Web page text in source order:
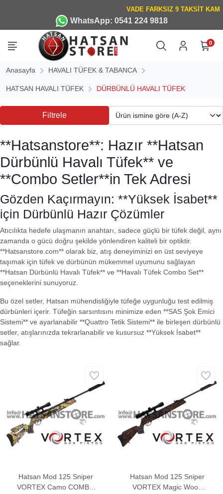
WhatsApp: 0541 224 9818
0
Anasayfa HAVALI TÜFEK & TABANCA
HATSAN HAVALI TÜFEK DÜRBÜNLÜ HAVALI TÜFEK
Filtrele
**Hatsanstore**: Hazır **Hatsan
Dürbünlü Havalı Tüfek** ve
**Combo Setler**in Tek Adresi
Gözden Kaçırmayın: **Yüksek İsabet**
için Dürbünlü Hazır Çözümler
Atıcılıkta hedefe ulaşmanın anahtarı, sadece güçlü bir tüfek değil, aynı
zamanda o gücü doğru şekilde yönlendiren kaliteli bir optiktir.
**Hatsanstore.com** olarak biz, atış deneyiminizi en üst seviyeye
taşımak için tüfek ve dürbünün mükemmel uyumunu sağlayan
**Hatsan Dürbünlü Havalı Tüfek** ve **Havalı Tüfek Combo Set**
seçeneklerini sunuyoruz.
Bu özel setler, Hatsan mühendisliğiyle tüfeğe uygunluğu test edilmiş
dürbünleri içerir. Tüfeğin sarsıntısını minimize eden **SAS Şok Emici
Sistemi** ve ayarlanabilir **Quattro Tetik Sistemi** ile birleşen dürbünlü
setler, atışlarınızda tekrarlanabilir ve kusursuz **Yüksek İsabet**
sağlar.
Hatsan Mod 125 Sniper
VORTEX Camo COMBO
Hatsan Mod 125 Sniper
VORTEX Magic Wood